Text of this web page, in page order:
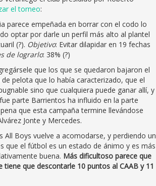
el torneo:
parece empeñada en borrar con el codo lo
optar por darle un perfil más alto al plantel
(?). Objetivo: Evitar dilapidar en 19 fechas
de lograrlo: 38% (?)
que los que se quedaron bajaron el
pelota que lo había caracterizado, que el
sino que cualquiera puede ganar allí, y
parte Barrientos ha influido en la parte
que esta campaña termine llevándose
Jonte y Mercedes.
Boys vuelve a acomodarse, y perdiendo un
que el fútbol es un estado de ánimo y es más
buena. Más dificultoso parece que
que descontarle 10 puntos al CAAB y 11